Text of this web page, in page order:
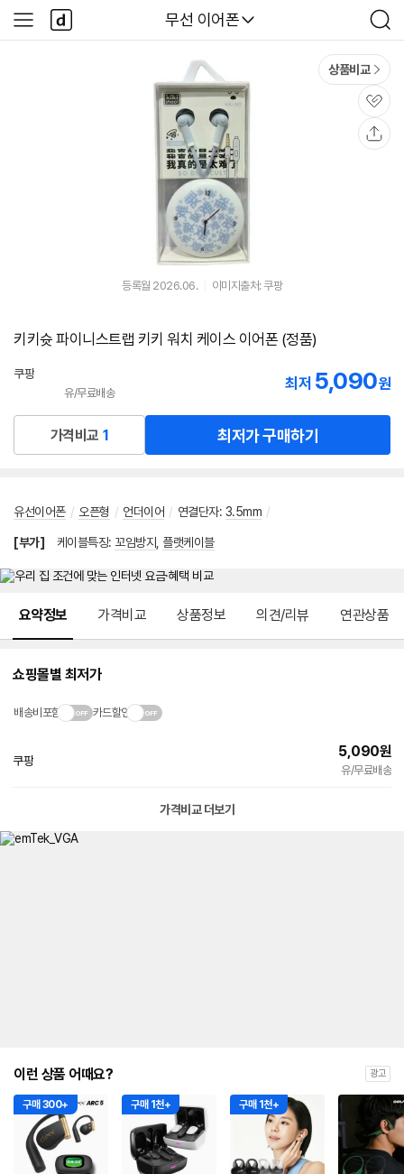
다나와
무선 이어폰
검
색
사
이
다
나
와
상품비교
관
심
등록월 2026.06. 이미지출처: 쿠팡
키키슛 파이니스트랩 키키 워치 케이스 이어폰 (정품)
쿠팡
유/무료배송
최저 5,090원
가격비교 1 최저가 구매하기
유선이어폰 / 오픈형 / 언더이어 / 연결단자: 3.5mm /
[부가] 케이블특징: 꼬임방지 플랫케이블
요약정보 가격비교 상품정보 의견/리뷰 연관상품
쇼핑몰별 최저가
배송비포함 카드할인
쿠팡
5,090원
유/무료배송
가격비교 더보기
이런 상품 어때요? 광고
구매 300+ 구매 1천+ 구매 1천+